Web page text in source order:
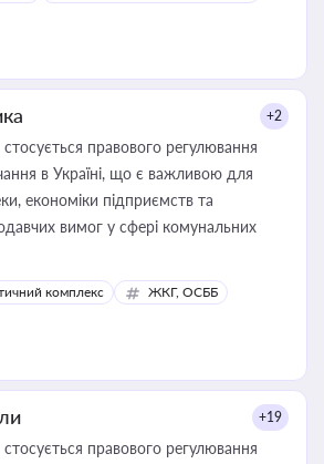
+2
правового регулювання
в Україні, що є важливою для
економіки підприємств та
вимог у сфері комунальних
комплекс ЖКГ, ОСББ
+19
правового регулювання